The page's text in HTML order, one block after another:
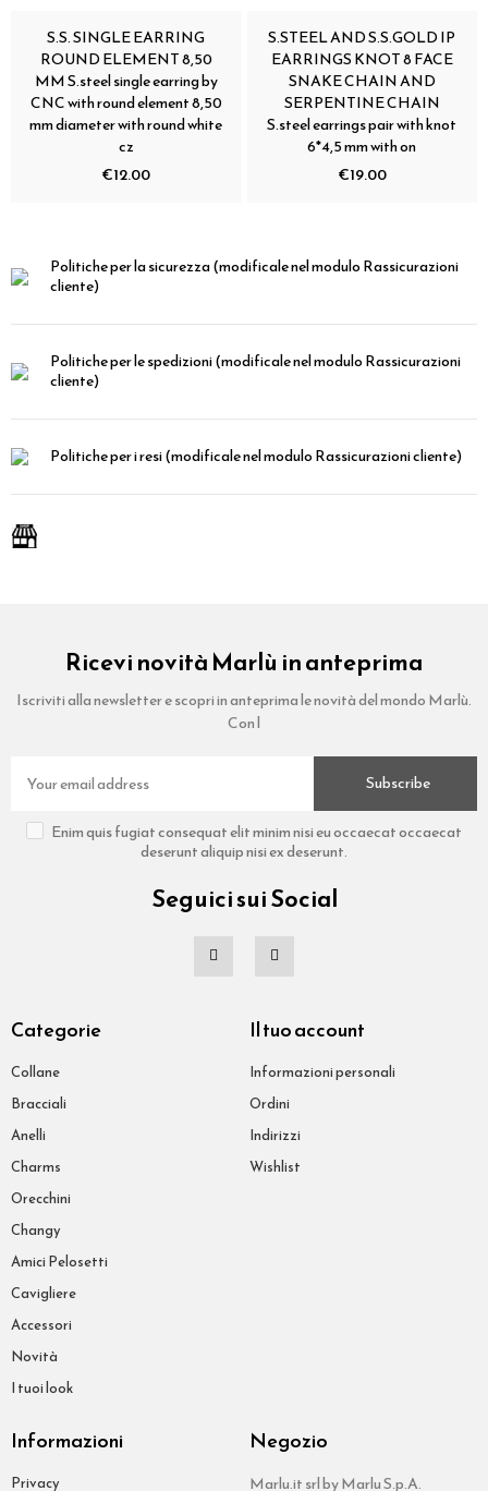
S.S. SINGLE EARRING
ROUND ELEMENT 8,50
MM S.steel single earring by
CNC with round element 8,50
mm diameter with round white
cz
€12.00
S.STEEL AND S.S.GOLD IP
EARRINGS KNOT 8 FACE
SNAKE CHAIN AND
SERPENTINE CHAIN
S.steel earrings pair with knot
6*4,5 mm with on
€19.00
Politiche per la sicurezza(modificale nel modulo Rassicurazioni
cliente)
Politiche per le spedizioni(modificale nel modulo Rassicurazioni
cliente)
Politiche per i resi(modificale nel modulo Rassicurazioni cliente)
Ricevi novità Marlù in anteprima
Iscriviti alla newsletter e scopri in anteprima le novità del mondo Marlù.
Con l
Subscribe
Enim quis fugiat consequat elit minim nisi eu occaecat occaecat
deserunt aliquip nisi ex deserunt.
Seguici sui Social
Categorie
Collane
Bracciali
Anelli
Charms
Orecchini
Changy
Amici Pelosetti
Cavigliere
Accessori
Novità
I tuoi look
Il tuo account
Informazioni personali
Ordini
Indirizzi
Wishlist
Informazioni
Privacy
Negozio
Marlu.it srl by Marlu S.p.A.